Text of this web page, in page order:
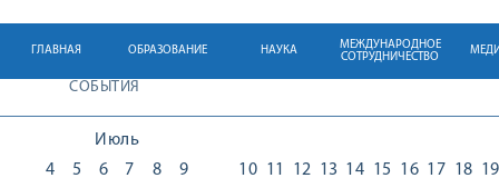
ГЛАВНАЯ ОБРАЗОВАНИЕ НАУКА
МЕЖДУНАРОДНОЕ
СОТРУДНИЧЕСТВО
СОБЫТИЯ
Июль
4
5
6
7
8
9
10 11
12 13 14 15
16 17 18 19